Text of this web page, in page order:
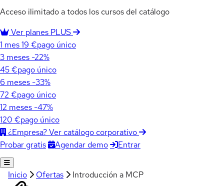
Acceso ilimitado a todos los cursos del catálogo
Ver planes PLUS
1 mes19 €pago único
3 meses -22%
45 €pago único
6 meses -33%
72 €pago único
12 meses -47%
120 €pago único
¿Empresa? Ver catálogo corporativo
Probar gratis
Agendar demo Entrar
Inicio Ofertas Introducción a MCP